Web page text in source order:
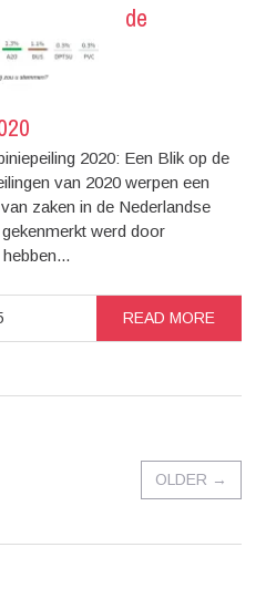
de
2020: Een Blik op de
van 2020 werpen een
zaken in de Nederlandse
werd door
READ MORE
OLDER →